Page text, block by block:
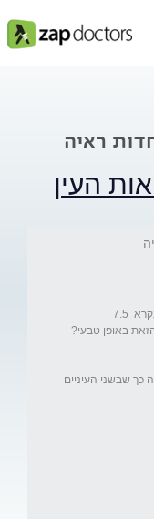
ראיה
העין
באופן טבעי?
כך שבשני העיניים